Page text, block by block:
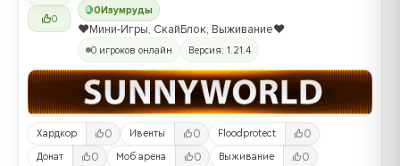
0
0Изумруды
❤️Мини-Игры, СкайБлок, Выживание❤️
0 игроков онлайн Версия: 1.21.4
Хардкор 0 Ивенты 0 Floodprotect 0
Донат 0 Моб арена 0 Выживание 0